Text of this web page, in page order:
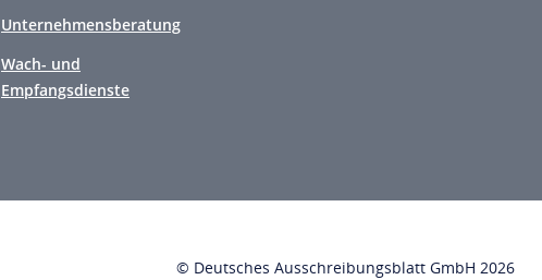
Unternehmensberatung
Wach- und
Empfangsdienste
© Deutsches Ausschreibungsblatt GmbH 2026